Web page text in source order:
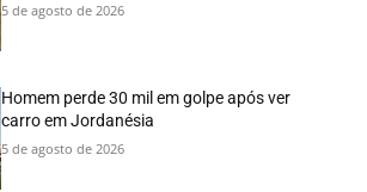
5 de agosto de 2026
Homem perde 30 mil em golpe após ver
carro em Jordanésia
5 de agosto de 2026